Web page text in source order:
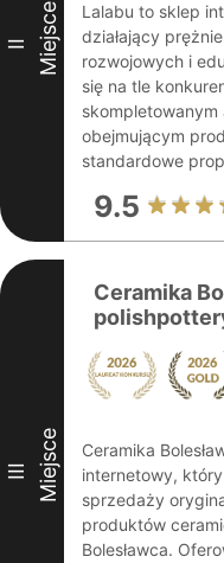
II Miejsce
Lalabu to sklep
działający
rozwojowych i
się na tle
skompletowanym
obejmującym
standardowe
9.5
III Miejsce
Ceramika
Ceramika
internetowy,
sprzedaży
produktów
Bolesławca.